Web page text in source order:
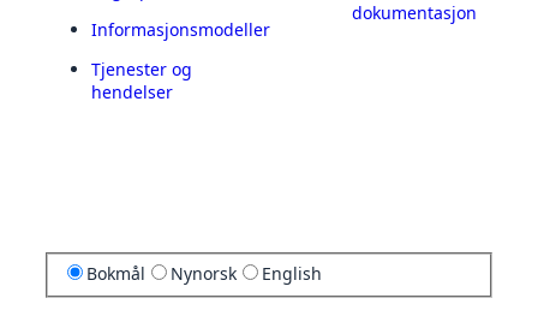
Informasjonsmodeller
Tjenester og
hendelser
dokumentasjon
Bokmål Nynorsk English